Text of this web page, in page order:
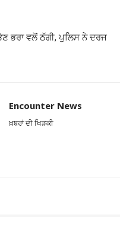
ਭਰਾ ਵਲੋਂ ਠੱਗੀ, ਪੁਲਿਸ ਨੇ ਦਰਜ
Encounter News
ਖ਼ਬਰਾਂ ਦੀ ਖਿੜਕੀ